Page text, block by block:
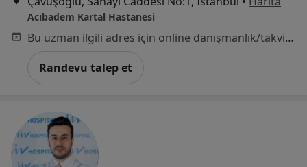
Acıbadem Kartal Hastanesi
Bu uzman ilgili adres için online danışmanlık/takvim sunmuyor.
Randevu talep et